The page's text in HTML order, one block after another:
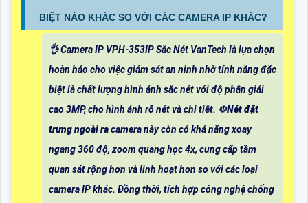
BIỆT NÀO KHÁC SO VỚI CÁC CAMERA IP KHÁC?
👌 Camera IP VPH-353IP Sắc Nét VanTech là lựa chọn
hoàn hảo cho việc giám sát an ninh nhờ tính năng đặc
biệt là chất lượng hình ảnh sắc nét với độ phân giải
cao 3MP, cho hình ảnh rõ nét và chi tiết. ☫Nét đặt
trưng ngoài racamera này còn có khả năng xoay
ngang 360 độ, zoom quang học 4x, cung cấp tầm
quan sát rộng hơn và linh hoạt hơn so với các loại
camera IP khác. Đồng thời, tích hợp công nghệ chống